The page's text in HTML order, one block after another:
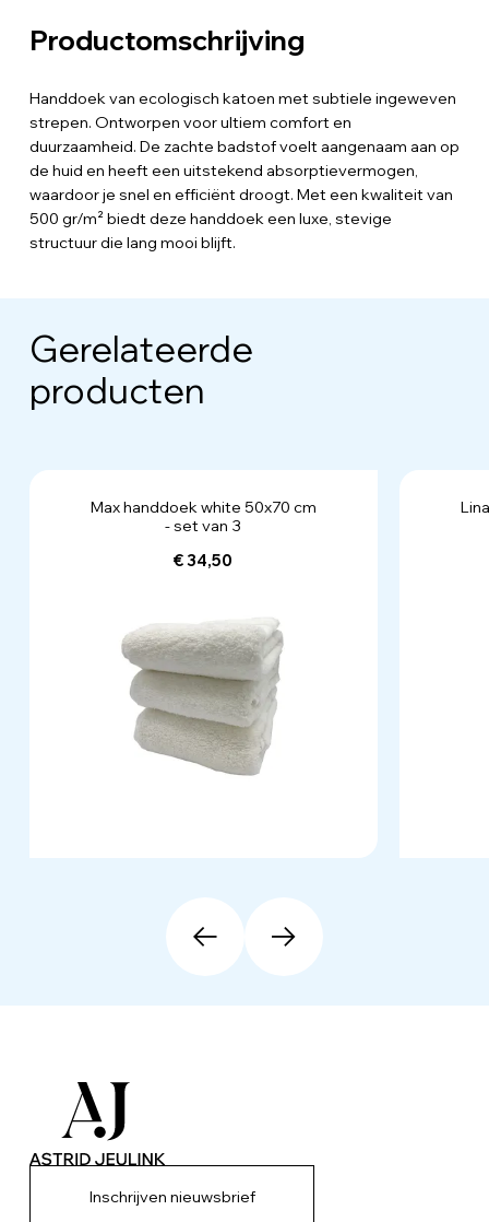
Productomschrijving
Handdoek van ecologisch katoen met subtiele ingeweven
strepen. Ontworpen voor ultiem comfort en
duurzaamheid. De zachte badstof voelt aangenaam aan op
de huid en heeft een uitstekend absorptievermogen,
waardoor je snel en efficiënt droogt. Met een kwaliteit van
500 gr/m² biedt deze handdoek een luxe, stevige
structuur die lang mooi blijft.
Gerelateerde
producten
Max handdoek white 50x70 cm
- set van 3
€ 34,50
Inschrijven nieuwsbrief